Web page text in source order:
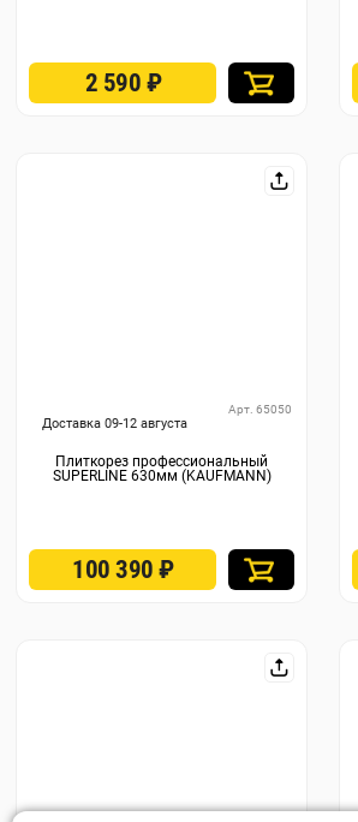
2 590 ₽
Доставка 09-12 августа
Арт. 65050
Плиткорез профессиональный
SUPERLINE 630мм (KAUFMANN)
100 390₽